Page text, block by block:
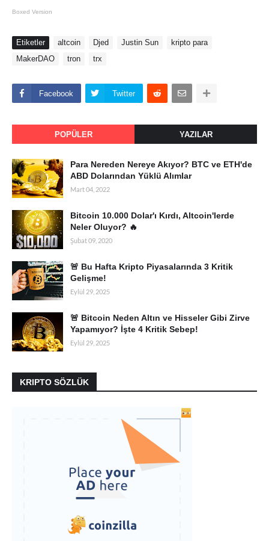
Boxed Version
Etiketler altcoin Djed Justin Sun
kripto para
MakerDAO
tron trx
Facebook Twitter
POPÜLER YAZILAR
Para Nereden Nereye Akıyor? BTC ve ETH'de
ABD Dolarından Yüklü Alımlar
Mart 04, 2022
Bitcoin 10.000 Dolar'ı Kırdı, Altcoin'lerde
Neler Oluyor? 🔥
Şubat 09, 2020
🚨 Bu Hafta Kripto Piyasalarında 3 Kritik
Gelişme!
Eylül 29, 2025
🚨 Bitcoin Neden Altın ve Hisseler Gibi Zirve
Yapamıyor? İşte 4 Kritik Sebep!
Eylül 29, 2025
KRIPTO SÖZLÜK